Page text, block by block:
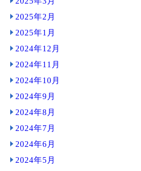
2025年2月
2025年1月
2024年12月
2024年11月
2024年10月
2024年9月
2024年8月
2024年7月
2024年6月
2024年5月